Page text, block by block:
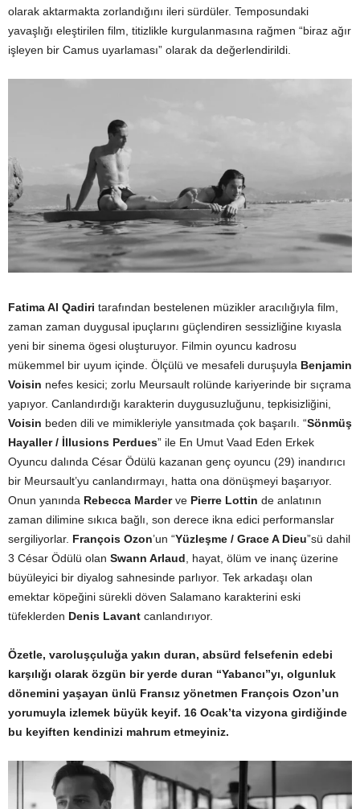
olarak aktarmakta zorlandığını ileri sürdüler. Temposundaki
yavaşlığı eleştirilen film, titizlikle kurgulanmasına rağmen “biraz ağır
işleyen bir Camus uyarlaması” olarak da değerlendirildi.
Fatima Al Qadiri tarafından bestelenen müzikler aracılığıyla film,
zaman zaman duygusal ipuçlarını güçlendiren sessizliğine kıyasla
yeni bir sinema ögesi oluşturuyor. Filmin oyuncu kadrosu
mükemmel bir uyum içinde. Ölçülü ve mesafeli duruşuyla Benjamin
Voisin nefes kesici; zorlu Meursault rolünde kariyerinde bir sıçrama
yapıyor. Canlandırdığı karakterin duygusuzluğunu, tepkisizliğini,
Voisin beden dili ve mimikleriyle yansıtmada çok başarılı. “Sönmüş
Hayaller / İllusions Perdues” ile En Umut Vaad Eden Erkek
Oyuncu dalında César Ödülü kazanan genç oyuncu (29) inandırıcı
bir Meursault’yu canlandırmayı, hatta ona dönüşmeyi başarıyor.
Onun yanında Rebecca Marderve Pierre Lottin de anlatının
zaman dilimine sıkıca bağlı, son derece ikna edici performanslar
sergiliyorlar. François Ozon’un “Yüzleşme / Grace A Dieu”sü dahil
3 César Ödülü olan Swann Arlaud , hayat, ölüm ve inanç üzerine
büyüleyici bir diyalog sahnesinde parlıyor. Tek arkadaşı olan
emektar köpeğini sürekli döven Salamano karakterini eski
tüfeklerden Denis Lavant canlandırıyor.
Özetle, varoluşçuluğa yakın duran, absürd felsefenin edebi
karşılığı olarak özgün bir yerde duran “Yabancı”yı, olgunluk
dönemini yaşayan ünlü Fransız yönetmen François Ozon’un
yorumuyla izlemek büyük keyif. 16 Ocak’ta vizyona girdiğinde
bu keyiften kendinizi mahrum etmeyiniz.